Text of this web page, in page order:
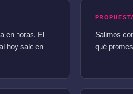
en horas. El
hoy sale en
Salimos
qué